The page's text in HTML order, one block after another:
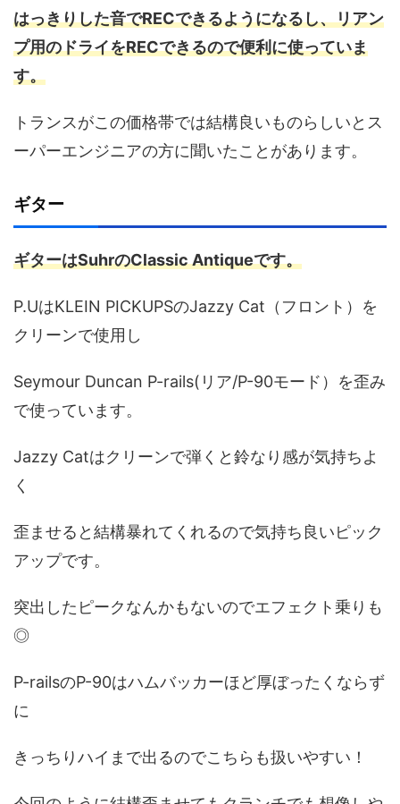
はっきりした音でRECできるようになるし、リアン
プ用のドライをRECできるので便利に使っていま
す。
トランスがこの価格帯では結構良いものらしいとス
ーパーエンジニアの方に聞いたことがあります。
ギター
ギターはSuhrのClassic Antiqueです。
P.UはKLEIN PICKUPSのJazzy Cat（フロント）を
クリーンで使用し
Seymour Duncan P-rails(リア/P-90モード）を歪み
で使っています。
Jazzy Catはクリーンで弾くと鈴なり感が気持ちよ
く
歪ませると結構暴れてくれるので気持ち良いピック
アップです。
突出したピークなんかもないのでエフェクト乗りも
◎
P-railsのP-90はハムバッカーほど厚ぼったくならず
に
きっちりハイまで出るのでこちらも扱いやすい！